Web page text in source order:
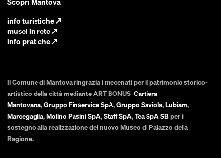
info turistiche↗
musei in rete↗
info pratiche↗
Il Comune di Mantova ringrazia i mecenati per il patrimonio storico-
artistico della città mediante ART BONUS Cartiera
Mantovana,Gruppo Finservice SpA,Gruppo Saviola,Lubiam,
Marcegaglia,Molino Pasini SpA,Staff SpA,Tea SpA SBper il
sostegno alla realizzazione del nuovo Museo di Palazzo della
Ragione.